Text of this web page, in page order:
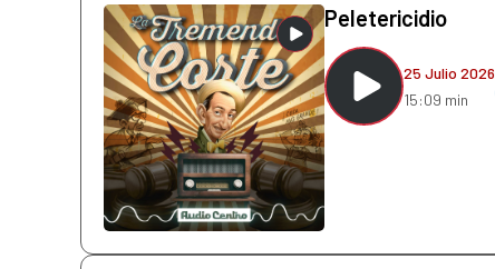
Peletericidio
25 Julio 2026
15:09 min